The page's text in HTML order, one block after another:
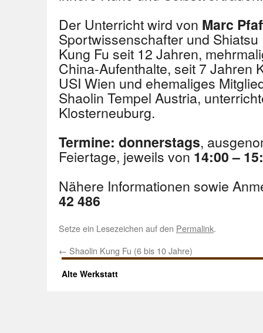
Der Unterricht wird von Marc
Sportwissenschafter und
Kung Fu seit 12 Jahren,
China-Aufenthalte, seit 7 Jahren
USI Wien und ehemaliges
Shaolin Tempel Austria,
Klosterneuburg.
Termine: donnerstags,
Feiertage, jeweils von14:00 –
Nähere Informationen sowie
42 486
Setze ein Lesezeichen auf den Permalink.
← Shaolin Kung Fu (6 bis 10 Jahre)
Alte Werkstatt